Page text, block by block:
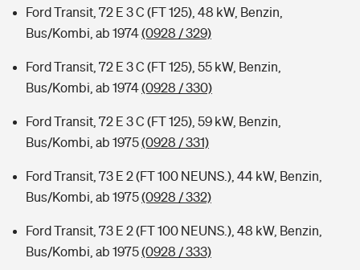
Ford Transit, 72 E 3 C (FT 125), 48 kW, Benzin,
Bus/Kombi, ab 1974(0928 / 329)
Ford Transit, 72 E 3 C (FT 125), 55 kW, Benzin,
Bus/Kombi, ab 1974(0928 / 330)
Ford Transit, 72 E 3 C (FT 125), 59 kW, Benzin,
Bus/Kombi, ab 1975(0928 / 331)
Ford Transit, 73 E 2 (FT 100 NEUNS.), 44 kW, Benzin,
Bus/Kombi, ab 1975(0928 / 332)
Ford Transit, 73 E 2 (FT 100 NEUNS.), 48 kW, Benzin,
Bus/Kombi, ab 1975(0928 / 333)